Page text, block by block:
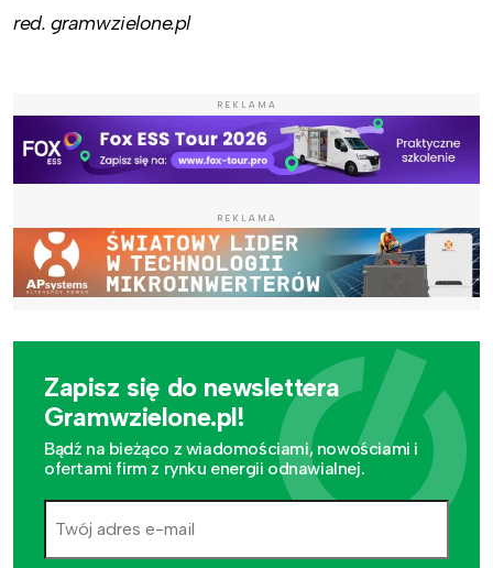
red. gramwzielone.pl
REKLAMA
REKLAMA
Zapisz się do newslettera
Gramwzielone.pl!
Bądź na bieżąco z wiadomościami, nowościami i
ofertami firm z rynku energii odnawialnej.